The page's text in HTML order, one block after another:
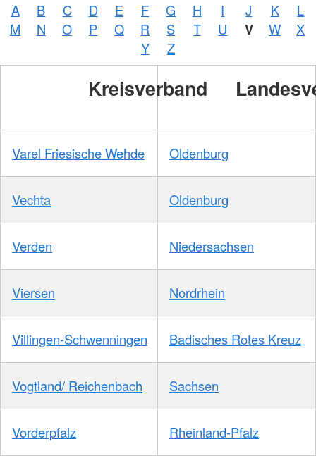
A B C D E F G H I J K
L
M
N O P Q R S T U V W
X
Y
Z
Kreisverband
Varel Friesische Wehde Oldenburg
Vechta Oldenburg
Verden Niedersachsen
Viersen Nordrhein
Villingen-Schwenningen Badisches Rotes Kreuz
Vogtland/ Reichenbach Sachsen
Vorderpfalz Rheinland-Pfalz